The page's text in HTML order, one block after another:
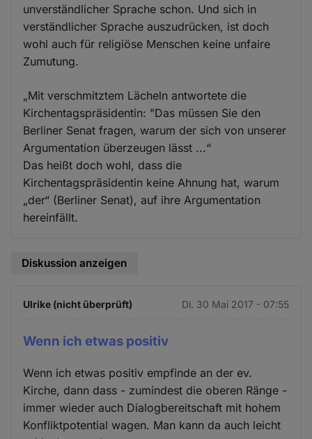
unverständlicher Sprache schon. Und sich in
verständlicher Sprache auszudrücken, ist doch
wohl auch für religiöse Menschen keine unfaire
Zumutung.
„Mit verschmitztem Lächeln antwortete die
Kirchentagspräsidentin: "Das müssen Sie den
Berliner Senat fragen, warum der sich von unserer
Argumentation überzeugen lässt ...“
Das heißt doch wohl, dass die
Kirchentagspräsidentin keine Ahnung hat, warum
„der“ (Berliner Senat), auf ihre Argumentation
hereinfällt.
Diskussion anzeigen
Ulrike (nicht überprüft) Di. 30 Mai 2017 - 07:55
Wenn ich etwas positiv
Wenn ich etwas positiv empfinde an der ev.
Kirche, dann dass - zumindest die oberen Ränge -
immer wieder auch Dialogbereitschaft mit hohem
Konfliktpotential wagen. Man kann da auch leicht